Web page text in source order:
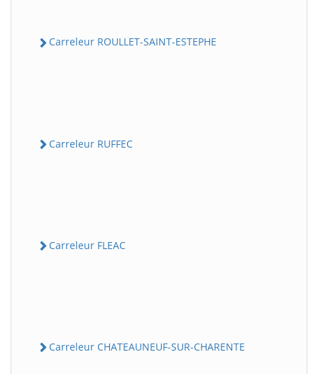
Carreleur ROULLET-SAINT-ESTEPHE
Carreleur RUFFEC
Carreleur FLEAC
Carreleur CHATEAUNEUF-SUR-CHARENTE